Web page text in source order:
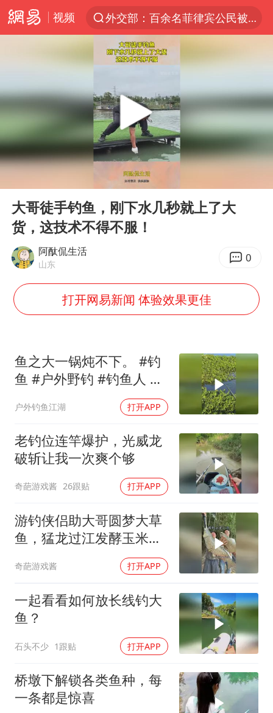
视频
外交部：百余名菲律宾公民被依法处理
外交部：藏南地区是中国领土
独闯南太行失联女子遗体已找到
哥伦比亚强震已致超20人死亡
台湾不是国家不存在“国格”
哥伦比亚发生7.5级地震
上海将苏州河水强排至黄浦江
易烊千玺金鸡百花双料影帝
公安部通报：抓获犯罪嫌疑人8200余名
我国民营企业创新动能持续增强
“老戏骨”秦焰去世
真理之光，何以能照亮复兴之路？
Play
大哥徒手钓鱼，刚下水几秒就上了大
货，这技术不得不服！
阿酞侃生活
山东 0
打开网易新闻 体验效果更佳
鱼之大一锅炖不下。 #钓
鱼 #户外野钓 #钓鱼人 #
户外钓鱼江湖 打开APP
老钓位连竿爆护，光威龙
破斩让我一次爽个够
奇葩游戏酱 26跟贴 打开APP
游钓侠侣助大哥圆梦大草
鱼，猛龙过江发酵玉米显
奇葩游戏酱 打开APP
一起看看如何放长线钓大
鱼？
石头不少 1跟贴 打开APP
桥墩下解锁各类鱼种，每
一条都是惊喜